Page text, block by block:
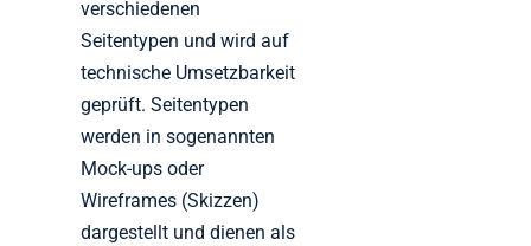
verschiedenen
Seitentypen und wird auf
technische Umsetzbarkeit
geprüft. Seitentypen
werden in sogenannten
Mock-ups oder
Wireframes (Skizzen)
dargestellt und dienen als